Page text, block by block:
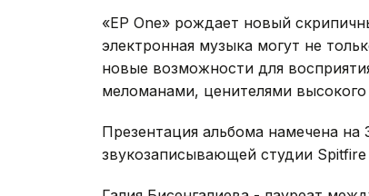
«EP One» рождает новый
электронная музыка могут не
новые возможности для
меломанами, ценителями
Презентация альбома намечена на
звукозаписывающей студии